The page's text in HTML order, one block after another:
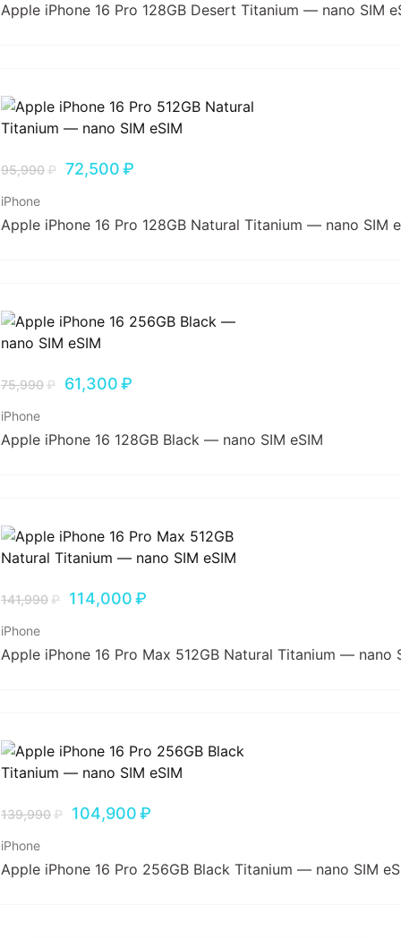
Apple iPhone 16 Pro 128GB Desert Titanium — nano SIM
95,990₽ 72,500₽
iPhone
Apple iPhone 16 Pro 128GB Natural Titanium — nano SIM
75,990₽ 61,300₽
iPhone
Apple iPhone 16 128GB Black — nano SIM eSIM
141,990₽ 114,000₽
iPhone
Apple iPhone 16 Pro Max 512GB Natural Titanium — nano
139,990₽ 104,900₽
iPhone
Apple iPhone 16 Pro 256GB Black Titanium — nano SIM